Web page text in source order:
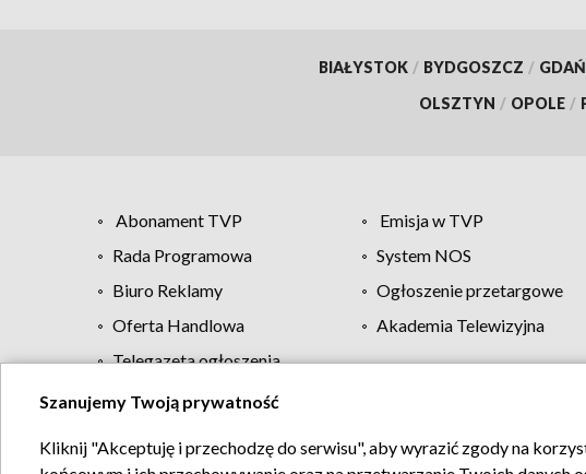
BIAŁYSTOK / BYDGOSZCZ /
OLSZTYN / OPOLE /
Abonament TVP Emisja w TVP
Rada Programowa
System NOS
Biuro Reklamy
Ogłoszenie przetargowe
Oferta Handlowa
Akademia Telewizyjna
Telegazeta ogłoszenia
Regulamin TVP Polityka
Szanujemy Twoją prywatność
Kliknij "Akceptuję i przechodzę do serwisu", aby wyrazić zgody na